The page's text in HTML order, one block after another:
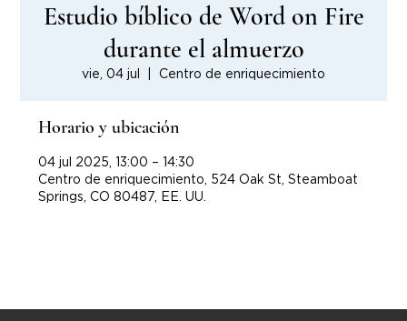
Estudio bíblico de Word on Fire
durante el almuerzo
vie, 04 jul Centro de enriquecimiento
Horario y ubicación
04 jul 2025, 13:00 – 14:30
Centro de enriquecimiento, 524 Oak St, Steamboat
Springs, CO 80487, EE. UU.